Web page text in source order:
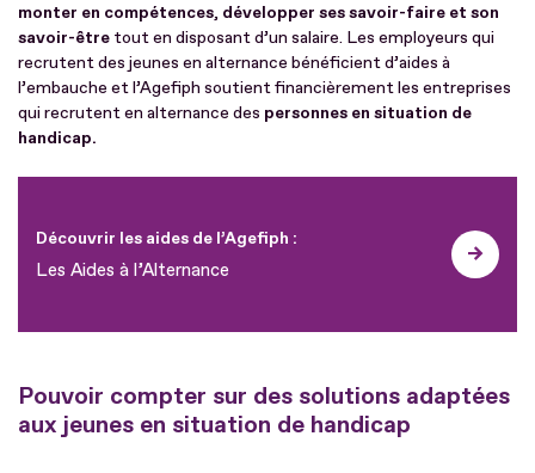
monter en compétences, développer ses savoir-faire et son
savoir-être tout en disposant d’un salaire. Les employeurs qui
recrutent des jeunes en alternance bénéficient d’aides à
l’embauche et l’Agefiph soutient financièrement les entreprises
qui recrutent en alternance des personnes en situation de
handicap.
Découvrir les aides de l’Agefiph :
Les Aides à l’Alternance
Pouvoir compter sur des solutions adaptées
aux jeunes en situation de handicap